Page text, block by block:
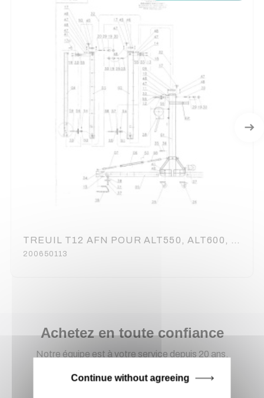
200650113
Achetez en toute confiance
Notre équipe est à votre service depuis 20 ans.
Continue without agreeing